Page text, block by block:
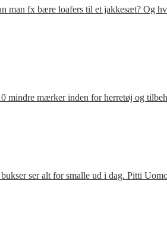
man fx bære loafers til et jakkesæt? Og
mindre mærker inden for herretøj og
ser alt for smalle ud i dag. Pitti